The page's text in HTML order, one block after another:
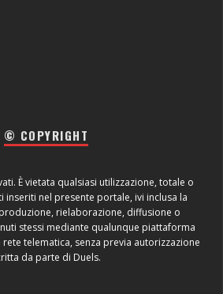
© COPYRIGHT
È vietata qualsiasi utilizzazione, totale o
inseriti nel presente portale, ivi inclusa la
rielaborazione, diffusione o
stessi mediante qualunque piattaforma
telematica, senza previa autorizzazione
da parte di Duels.